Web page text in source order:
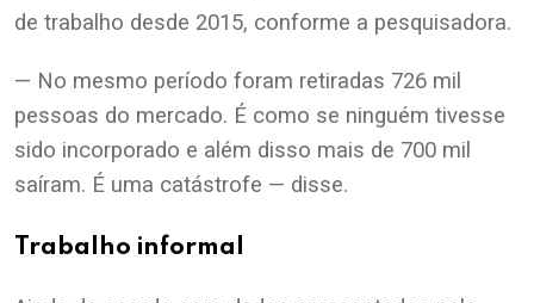
de trabalho desde 2015, conforme a pesquisadora.
— No mesmo período foram retiradas 726 mil
pessoas do mercado. É como se ninguém tivesse
sido incorporado e além disso mais de 700 mil
saíram. É uma catástrofe — disse.
Trabalho informal